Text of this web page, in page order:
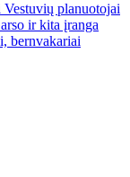
Vestuvių planuotojai
ir kita įranga
bernvakariai